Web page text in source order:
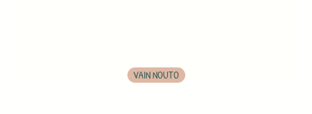
VAIN NOUTO